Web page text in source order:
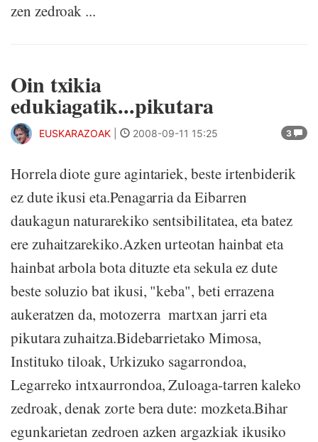
zen zedroak ...
Oin txikia
edukiagatik...pikutara
3
EUSKARAZOAK 2008-09-11 15:25
Horrela diote gure agintariek, beste irtenbiderik
ez dute ikusi eta.Penagarria da Eibarren
daukagun naturarekiko sentsibilitatea, eta batez
ere zuhaitzarekiko.Azken urteotan hainbat eta
hainbat arbola bota dituzte eta sekula ez dute
beste soluzio bat ikusi, "keba", beti errazena
aukeratzen da, motozerra martxan jarri eta
pikutara zuhaitza.Bidebarrietako Mimosa,
Instituko tiloak, Urkizuko sagarrondoa,
Legarreko intxaurrondoa, Zuloaga-tarren kaleko
zedroak, denak zorte bera dute: mozketa.Bihar
egunkarietan zedroen azken argazkiak ikusiko